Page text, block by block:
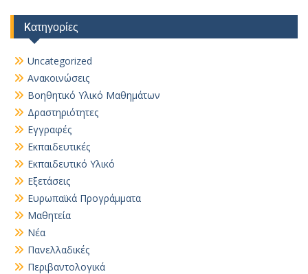
Kατηγορίες
Uncategorized
Ανακοινώσεις
Βοηθητικό Yλικό Mαθημάτων
Δραστηριότητες
Εγγραφές
Εκπαιδευτικές
Εκπαιδευτικό Υλικό
Εξετάσεις
Ευρωπαϊκά Προγράμματα
Μαθητεία
Νέα
Πανελλαδικές
Περιβαντολογικά